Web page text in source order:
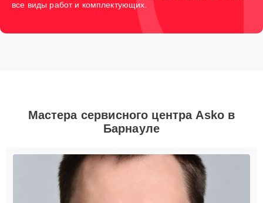
все виды работ и комплектующих.
Мастера сервисного центра Asko в
Барнауле